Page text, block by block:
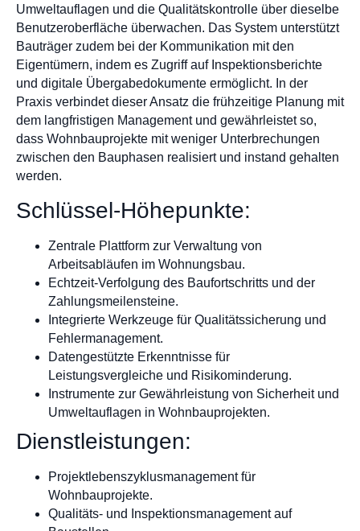
Umweltauflagen und die Qualitätskontrolle über dieselbe
Benutzeroberfläche überwachen. Das System unterstützt
Bauträger zudem bei der Kommunikation mit den
Eigentümern, indem es Zugriff auf Inspektionsberichte
und digitale Übergabedokumente ermöglicht. In der
Praxis verbindet dieser Ansatz die frühzeitige Planung mit
dem langfristigen Management und gewährleistet so,
dass Wohnbauprojekte mit weniger Unterbrechungen
zwischen den Bauphasen realisiert und instand gehalten
werden.
Schlüssel-Höhepunkte:
Zentrale Plattform zur Verwaltung von
Arbeitsabläufen im Wohnungsbau.
Echtzeit-Verfolgung des Baufortschritts und der
Zahlungsmeilensteine.
Integrierte Werkzeuge für Qualitätssicherung und
Fehlermanagement.
Datengestützte Erkenntnisse für
Leistungsvergleiche und Risikominderung.
Instrumente zur Gewährleistung von Sicherheit und
Umweltauflagen in Wohnbauprojekten.
Dienstleistungen:
Projektlebenszyklusmanagement für
Wohnbauprojekte.
Qualitäts- und Inspektionsmanagement auf